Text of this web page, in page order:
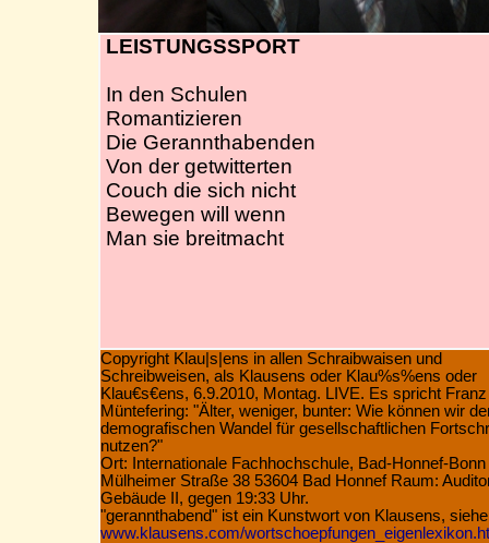
LEISTUNGSSPORT
In den Schulen
Romantizieren
Die Gerannthabenden
Von der getwitterten
Couch die sich nicht
Bewegen will wenn
Man sie breitmacht
Copyright Klau|s|ens in allen Schraibwaisen und
Schreibweisen, als Klausens oder Klau%s%ens oder
Klau€s€ens, 6.9.2010, Montag. LIVE. Es spricht Franz
Müntefering: "Älter, weniger, bunter: Wie können wir
demografischen Wandel für gesellschaftlichen
nutzen?"
Ort: Internationale Fachhochschule, Bad-Honnef-Bonn
Mülheimer Straße 38 53604 Bad Honnef Raum:
Gebäude II, gegen 19:33 Uhr.
"gerannthabend" ist ein Kunstwort von Klausens,
www.klausens.com/